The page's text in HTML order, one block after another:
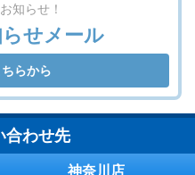
知らせ！
せメール
らから
合わせ先
神奈川店